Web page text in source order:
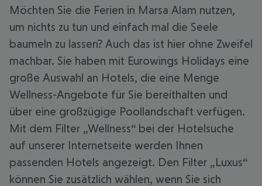
Möchten Sie die Ferien in Marsa Alam nutzen,
um nichts zu tun und einfach mal die Seele
baumeln zu lassen? Auch das ist hier ohne Zweifel
machbar. Sie haben mit Eurowings Holidays eine
große Auswahl an Hotels, die eine Menge
Wellness-Angebote für Sie bereithalten und
über eine großzügige Poollandschaft verfügen.
Mit dem Filter „Wellness“ bei der Hotelsuche
auf unserer Internetseite werden Ihnen
passenden Hotels angezeigt. Den Filter „Luxus“
können Sie zusätzlich wählen, wenn Sie sich